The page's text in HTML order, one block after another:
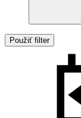
Použiť filter